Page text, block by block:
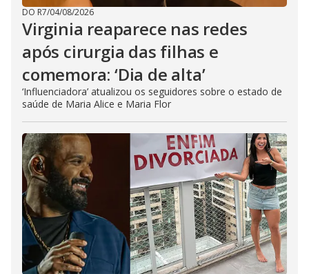
DO R7/04/08/2026
Virginia reaparece nas redes
após cirurgia das filhas e
comemora: ‘Dia de alta’
‘Influenciadora’ atualizou os seguidores sobre o estado de
saúde de Maria Alice e Maria Flor